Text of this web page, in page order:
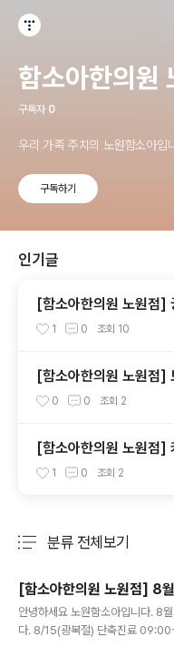
함소아한의원
구독자 0
우리 가족 주치의 노원함소아입
구독하기
인기글
[함소아한의원 노원점]
괴롭히는 불청객 비염
1 0 조회 10
[함소아한의원 노원점]
나요?
0 0 조회 2
[함소아한의원 노원점]
1 0 조회 2
분류 전체보기
[함소아한의원 노원점] 8
안녕하세요 노원함소아입니다. 8
다. 8/15(광복절) 단축진료